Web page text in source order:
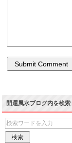
開運風水ブログ内を検索